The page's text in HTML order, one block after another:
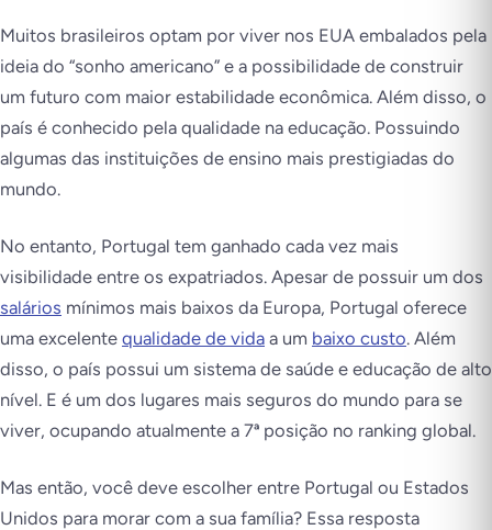
Muitos brasileiros optam por viver nos EUA embalados pela
ideia do “sonho americano” e a possibilidade de construir
um futuro com maior estabilidade econômica. Além disso, o
país é conhecido pela qualidade na educação. Possuindo
algumas das instituições de ensino mais prestigiadas do
mundo.
No entanto, Portugal tem ganhado cada vez mais
visibilidade entre os expatriados. Apesar de possuir um dos
salários mínimos mais baixos da Europa, Portugal oferece
uma excelente qualidade de vida a um baixo custo. Além
disso, o país possui um sistema de saúde e educação de alto
nível. E é um dos lugares mais seguros do mundo para se
viver, ocupando atualmente a 7ª posição no ranking global.
Mas então, você deve escolher entre Portugal ou Estados
Unidos para morar com a sua família? Essa resposta